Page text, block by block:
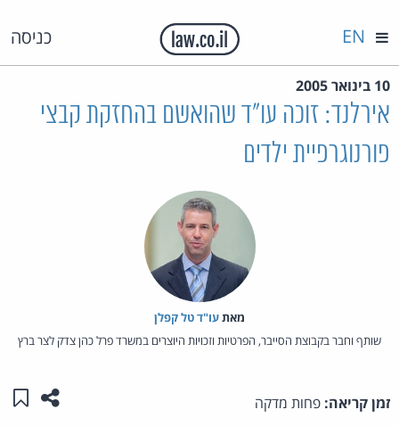
כניסה EN
10 בינואר 2005
אירלנד: זוכה עו"ד שהואשם בהחזקת קבצי
פורנוגרפיית ילדים
מאת‏עו"ד טל קפלן
שותף וחבר בקבוצת הסייבר, הפרטיות וזכויות היוצרים במשרד פרל כהן צדק לצר ברץ
זמן קריאה: פחות מדקה שתפו